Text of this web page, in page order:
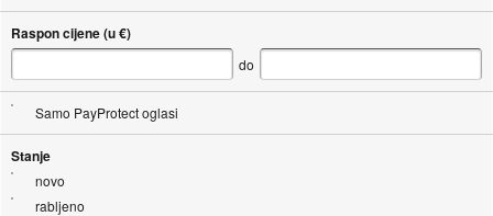
Raspon cijene (u €)
do
Samo PayProtect oglasi
Stanje
novo
rabljeno